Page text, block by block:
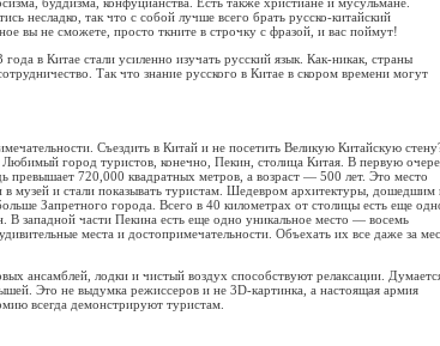
несладко, так что с собой лучше всего брать русско-китайский
вы не сможете, просто ткните в строчку с фразой, и вас поймут!
в Китае стали усиленно изучать русский язык. Как-никак, страны
Так что знание русского в Китае в скором времени могут
Съездить в Китай и не посетить Великую Китайскую
город туристов, конечно, Пекин, столица Китая. В первую
720,000 квадратных метров, а возраст — 500 лет. Это место
музей и стали показывать туристам. Шедевром архитектуры, дошедшим
Запретного города. Всего в 40 километрах от столицы есть еще
западной части Пекина есть еще одно уникальное место — восемь
места и достопримечательности. Объехать их все даже за
ансамблей, лодки и чистый воздух способствуют релаксации.
Это не выдумка режиссеров и не 3D-картинка, а настоящая армия
всегда демонстрируют туристам.